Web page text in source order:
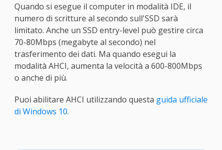
Quando si esegue il computer in modalità IDE, il
numero di scritture al secondo sull'SSD sarà
limitato. Anche un SSD entry-level può gestire circa
70-80Mbps (megabyte al secondo) nel
trasferimento dei dati. Ma quando esegui la
modalità AHCI, aumenta la velocità a 600-800Mbps
o anche di più.
Puoi abilitare AHCI utilizzando questa guida ufficiale
di Windows 10.